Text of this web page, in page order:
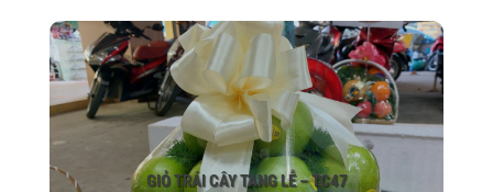
GIỎ TRÁI CÂY TANG LỄ – TC47